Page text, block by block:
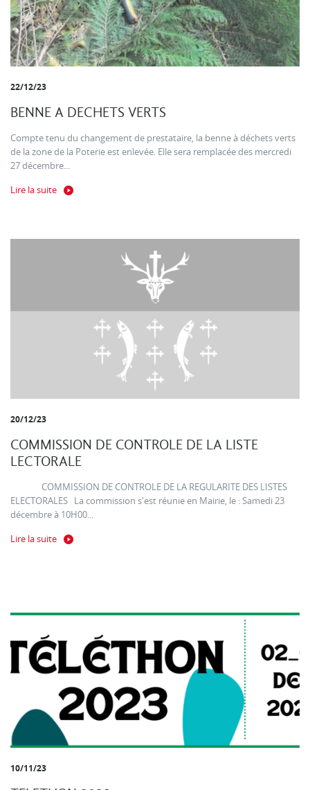
22/12/23
BENNE A DECHETS VERTS
Compte tenu du changement de prestataire, la benne à déchets verts
de la zone de la Poterie est enlevée. Elle sera remplacée des mercredi
27 décembre...
Lire la suite
20/12/23
COMMISSION DE CONTROLE DE LA LISTE
LECTORALE
COMMISSION DE CONTROLE DE LA REGULARITE DES LISTES
ELECTORALES La commission s'est réunie en Mairie, le : Samedi 23
décembre à 10H00...
Lire la suite
10/11/23